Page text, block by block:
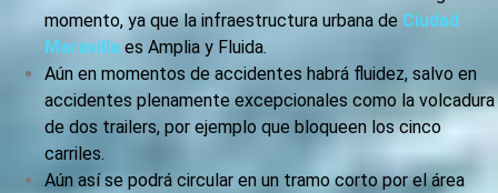
momento, ya que la infraestructura urbana de Ciudad
Maravilla es Amplia y Fluida.
Aún en momentos de accidentes habrá fluidez, salvo en
accidentes plenamente excepcionales como la volcadura
de dos trailers, por ejemplo que bloqueen los cinco
carriles.
Aún así se podrá circular en un tramo corto por el área